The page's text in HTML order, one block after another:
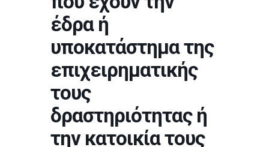
έδρα ή
υποκατάστημα της
επιχειρηματικής
τους
δραστηριότητας ή
την κατοικία τους